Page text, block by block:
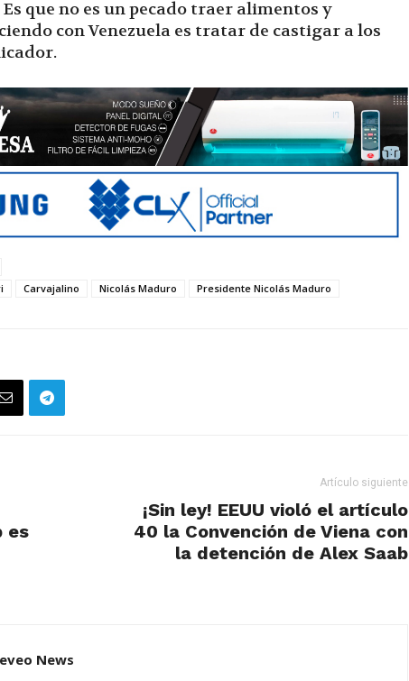
que no es un pecado traer alimentos y
con Venezuela es tratar de castigar a los
Carvajalino Nicolás Maduro Presidente Nicolás Maduro
es
Artículo siguiente
¡Sin ley! EEUU violó el artículo
40 la Convención de Viena con
la detención de Alex Saab
News